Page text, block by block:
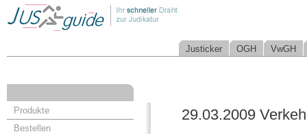
Justicker OGH VwGH
Produkte
Bestellen
29.03.2009